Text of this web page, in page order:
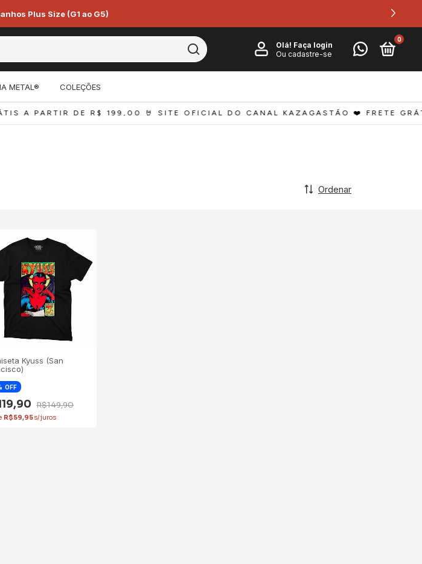
Plus Size (G1 ao G5)
Olá! Faça login
Ou cadastre-se
0
METAL® COLEÇÕES
A PARTIR DE R$ 199,00 🤘 SITE OFICIAL DO CANAL KAZAGASTÃO ❤️ FRETE
Ordenar
Kyuss (San
OFF
R$149,90
R$59,95